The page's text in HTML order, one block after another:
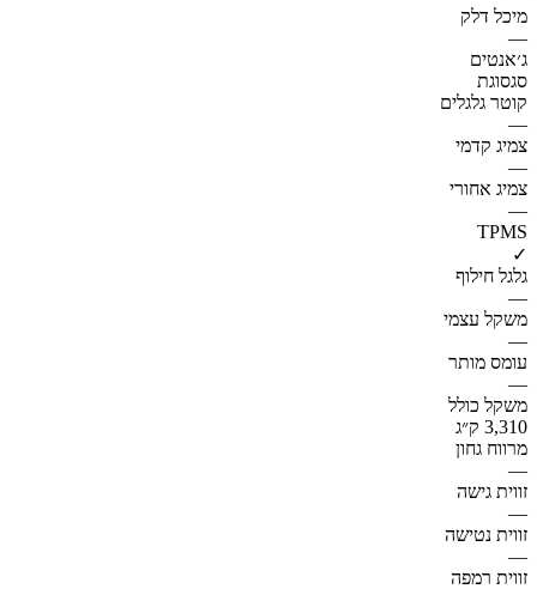
מיכל דלק
—
ג׳אנטים
סגסוגת
קוטר גלגלים
—
צמיג קדמי
—
צמיג אחורי
—
TPMS
✓
גלגל חילוף
—
משקל עצמי
—
עומס מותר
—
משקל כולל
3,310 ק״ג
מרווח גחון
—
זווית גישה
—
זווית נטישה
—
זווית רמפה